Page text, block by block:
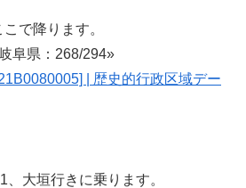
で降ります。
阜県：268/294»
| 歴史的行政区域デー
大垣行きに乗ります。